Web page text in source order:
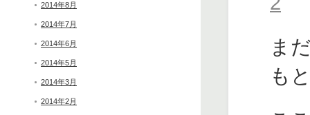
2014年8月
2014年7月
2014年6月
2014年5月
2014年3月
2014年2月
ま
も